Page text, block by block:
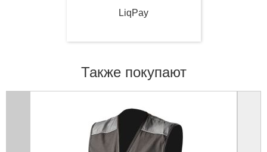
LiqPay
Также покупают